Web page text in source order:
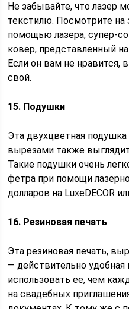
Не забывайте, что лазер
текстилю. Посмотрите
помощью лазера, супер-
ковер, представленный
Если он вам не нравится,
свой.
15. Подушки
Эта двухцветная
вырезами также
Такие подушки очень
фетра при помощи
долларов на LuxeDECOR
16. Резиновая печать
Эта резиновая печать,
— действительно
использовать ее, чем
на свадебных